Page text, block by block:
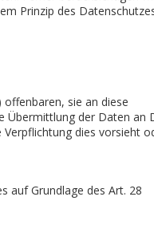
Prinzip des
sie an diese
Übermittlung der Daten an
Verpflichtung dies vorsieht
auf Grundlage des Art. 28